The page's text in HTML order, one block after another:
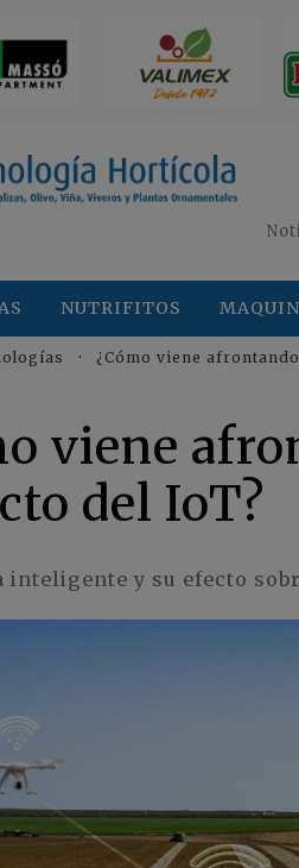
NUTRIFITOS
¿Cómo viene
viene
del IoT?
y su efecto